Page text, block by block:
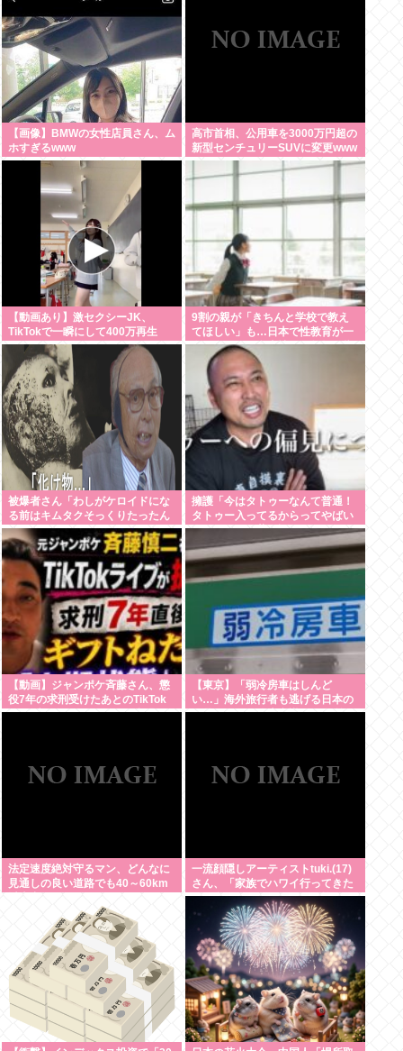
【画像】BMWの女性店員さん、ム
ホすぎるwww
高市首相、公用車を3000万円超の
新型センチュリーSUVに変更www
【動画あり】激セクシーJK、
TikTokで一瞬にして400万再生
www
9割の親が「きちんと学校で教え
てほしい」も…日本で性教育が一
向に進まない裏事情を元教師が指
被爆者さん「わしがケロイドにな
る前はキムタクそっくりたったん
じゃ」ハードなギャグをかます
擁護「今はタトゥーなんて普通！
タトゥー入ってるからってやばい
人なんてのは昔の話！！」
【動画】ジャンポケ斉藤さん、懲
役7年の求刑受けたあとのTikTok
ライブ配信がヤバすぎると話題に
【東京】「弱冷房車はしんど
い…」海外旅行者も逃げる日本の
猛暑、だけど冷房意識は20年前の
法定速度絶対守るマン、どんなに
見通しの良い道路でも40～60km
一流顔隠しアーティストtuki.(17)
さん、「家族でハワイ行ってきた
w」 自己顕示欲がどんどん抑えら
れなくなる